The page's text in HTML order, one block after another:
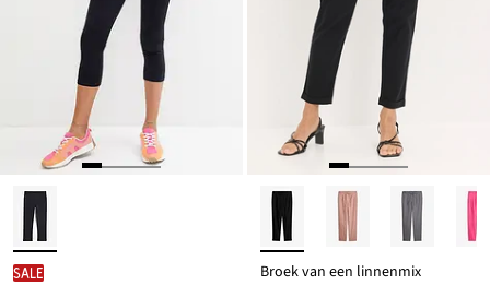
SALE Broek van een linnenmix